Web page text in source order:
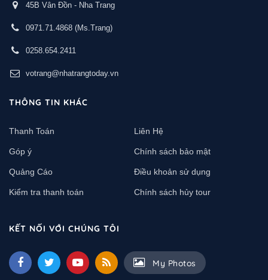
45B Vân Đồn - Nha Trang
0971.71.4868 (Ms.Trang)
0258.654.2411
votrang@nhatrangtoday.vn
THÔNG TIN KHÁC
Thanh Toán Liên Hệ
Góp ý Chính sách bảo mật
Quảng Cáo Điều khoản sử dụng
Kiểm tra thanh toán Chính sách hủy tour
KẾT NỐI VỚI CHÚNG TÔI
My Photos